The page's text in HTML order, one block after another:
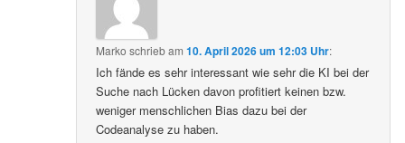
Marko schriebam10. April 2026 um 12:03 Uhr:
Ich fände es sehr interessant wie sehr die KI bei der
Suche nach Lücken davon profitiert keinen bzw.
weniger menschlichen Bias dazu bei der
Codeanalyse zu haben.